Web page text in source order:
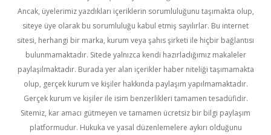
Ancak, üyelerimiz yazdıkları içeriklerin sorumluluğunu taşımakta olup,
siteye üye olarak bu sorumluluğu kabul etmiş sayılırlar. Bu internet
sitesi, herhangi bir marka, kurum veya şahıs şirketi ile hiçbir bağlantısı
bulunmamaktadır. Sitede yalnızca kendi hazırladığımız makaleler
paylaşılmaktadır. Burada yer alan içerikler haber niteliği taşımamakta
olup, gerçek kurum ve kişiler hakkında paylaşım yapılmamaktadır.
Gerçek kurum ve kişiler ile isim benzerlikleri tamamen tesadüfidir.
Sitemiz, kar amacı gütmeyen ve tamamen ücretsiz bir bilgi paylaşım
platformudur. Hukuka ve yasal düzenlemelere aykırı olduğunu